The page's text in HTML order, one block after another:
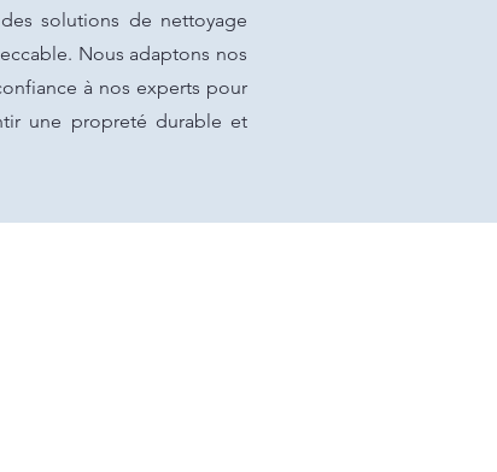
solutions de nettoyage
Nous adaptons nos
à nos experts pour
une propreté durable et